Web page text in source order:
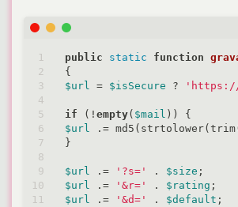
public static function
$url = $isSecure ? 'https://
if (! empty( $mail
$url .=
}
$url .= '?s=' . $size
$url .= '&r=' . $rating
$url .= '&d=' . $default ;